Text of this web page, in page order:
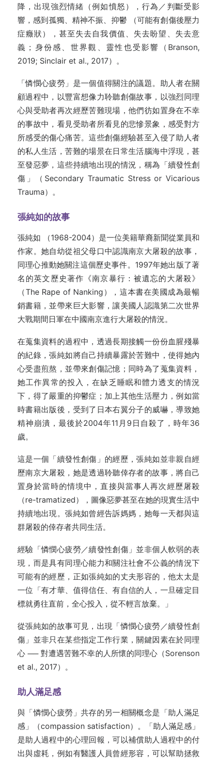
降，出現強烈情緒（例如憤怒），行為／判斷受影
響，感到孤獨、精神不振、抑鬱 （可能有創傷後壓力
症癥狀），甚至失去自我價值、失去盼望、失去意
義；身份感、世界觀、靈性也受影響（Branson,
2019; Sinclair et al., 2017）。
「憐憫心疲勞」是一個值得關注的議題。助人者在關
顧過程中，以豐富想像力聆聽創傷故事，以強烈同理
心與受助者再次經歷苦難現場，他們彷如置身在不幸
的事故中，看見受助者所看見的悲慘景象，感受對方
所感受的傷心痛苦。這些創傷經驗甚至入侵了助人者
的私人生活，苦難的場景在日常生活腦海中浮現，甚
至發惡夢，這些持續地出現的情況，稱為「續發性創
傷」（Secondary Traumatic Stress or Vicarious
Trauma）。
張純如的故事
張純如 （1968-2004）是一位美籍華裔新聞從業員和
作家。她自幼從祖父母口中認識南京大屠殺的故事，
同理心推動她關注這個歷史事件。1997年她出版了著
名的英文歷史著作《南京暴行：被遺忘的大屠殺》
（The Rape of Nanking），這本書在美國成為最暢
銷書籍，並帶來巨大影響，讓美國人認識第二次世界
大戰期間日軍在中國南京進行大屠殺的情況。
在蒐集資料的過程中，透過長期接觸一份份血腥殘暴
的紀錄，張純如將自己持續暴露於苦難中，使得她內
心受盡煎熬，並帶來創傷記憶；同時為了蒐集資料，
她工作異常的投入，在缺乏睡眠和體力透支的情況
下，得了嚴重的抑鬱症；加上其他生活壓力，例如當
時書籍出版後，受到了日本右翼分子的威嚇，導致她
精神崩潰，最後於2004年11月9日自殺了，時年36
歲。
這是一個「續發性創傷」的經歷，張純如並非親自經
歷南京大屠殺，她是透過聆聽倖存者的故事，將自己
置身於當時的情境中，直接與當事人再次經歷屠殺
（re-tramatized），圖像惡夢甚至在她的現實生活中
持續地出現。張純如曾經告訴媽媽，她每一天都與這
群屠殺的倖存者共同生活。
經驗「憐憫心疲勞／續發性創傷」並非個人軟弱的表
現，而是具有同理心能力和關注社會不公義的情況下
可能有的經歷，正如張純如的丈夫形容的，他太太是
一位「有才華、值得信任、有自信的人，一旦確定目
標就勇往直前，全心投入，從不輕言放棄。」
從張純如的故事可見，出現「憐憫心疲勞／續發性創
傷」並非只在某些指定工作行業，關鍵因素在於同理
心 ── 對遭遇苦難不幸的人所懷的同理心（Sorenson
et al., 2017）。
助人滿足感
與「憐憫心疲勞」共存的另一相關概念是「助人滿足
感」（compassion satisfaction）。「助人滿足感」
是助人過程中的心理回報，可以補償助人過程中的付
出與虛耗，例如有醫護人員曾經形容，可以幫助拯救